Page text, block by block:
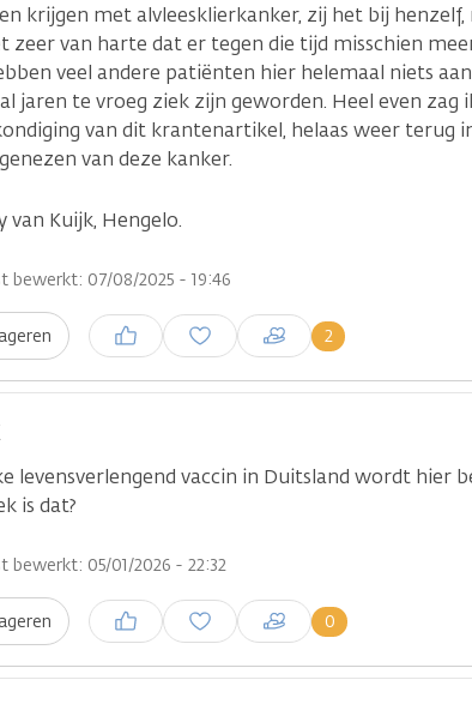
krijgen met alvleesklierkanker, zij het bij henzelf,
zeer van harte dat er tegen die tijd misschien
veel andere patiënten hier helemaal niets
jaren te vroeg ziek zijn geworden. Heel even zag
van dit krantenartikel, helaas weer terug
van deze kanker.
van Kuijk, Hengelo.
bewerkt: 07/08/2025 - 19:46
2
Inloggen om een reactie te
plaatsen
levensverlengend vaccin in Duitsland wordt hier
is dat?
bewerkt: 05/01/2026 - 22:32
0
Inloggen om een reactie te
plaatsen